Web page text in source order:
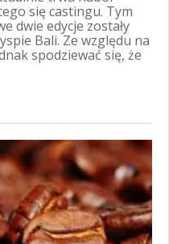
się castingu. Tym
dwie edycje zostały
Bali. Ze względu na
spodziewać się, że